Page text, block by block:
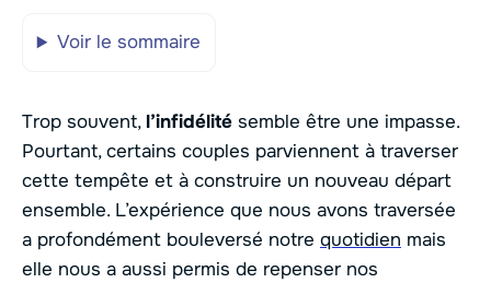
Voir le sommaire
Trop souvent, l’infidélité semble être une impasse.
Pourtant, certains couples parviennent à traverser
cette tempête et à construire un nouveau départ
ensemble. L’expérience que nous avons traversée
a profondément bouleversé notre quotidien mais
elle nous a aussi permis de repenser nos